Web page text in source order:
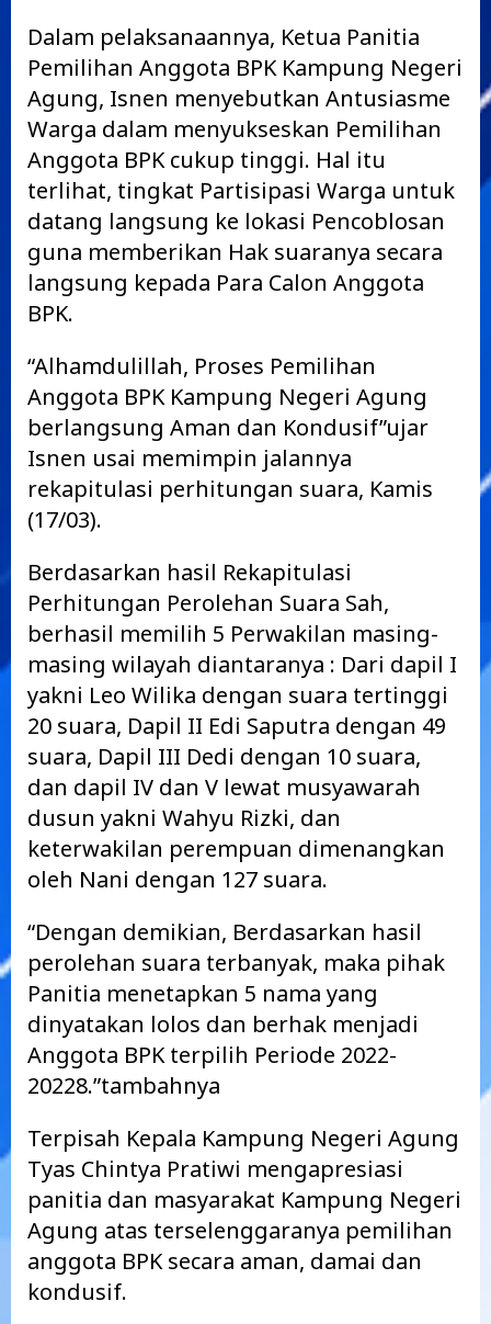
Dalam pelaksanaannya, Ketua Panitia
Pemilihan Anggota BPK Kampung Negeri
Agung, Isnen menyebutkan Antusiasme
Warga dalam menyukseskan Pemilihan
Anggota BPK cukup tinggi. Hal itu
terlihat, tingkat Partisipasi Warga untuk
datang langsung ke lokasi Pencoblosan
guna memberikan Hak suaranya secara
langsung kepada Para Calon Anggota
BPK.
“Alhamdulillah, Proses Pemilihan
Anggota BPK Kampung Negeri Agung
berlangsung Aman dan Kondusif”ujar
Isnen usai memimpin jalannya
rekapitulasi perhitungan suara, Kamis
(17/03).
Berdasarkan hasil Rekapitulasi
Perhitungan Perolehan Suara Sah,
berhasil memilih 5 Perwakilan masing-
masing wilayah diantaranya : Dari dapil I
yakni Leo Wilika dengan suara tertinggi
20 suara, Dapil II Edi Saputra dengan 49
suara, Dapil III Dedi dengan 10 suara,
dan dapil IV dan V lewat musyawarah
dusun yakni Wahyu Rizki, dan
keterwakilan perempuan dimenangkan
oleh Nani dengan 127 suara.
“Dengan demikian, Berdasarkan hasil
perolehan suara terbanyak, maka pihak
Panitia menetapkan 5 nama yang
dinyatakan lolos dan berhak menjadi
Anggota BPK terpilih Periode 2022-
20228.”tambahnya
Terpisah Kepala Kampung Negeri Agung
Tyas Chintya Pratiwi mengapresiasi
panitia dan masyarakat Kampung Negeri
Agung atas terselenggaranya pemilihan
anggota BPK secara aman, damai dan
kondusif.